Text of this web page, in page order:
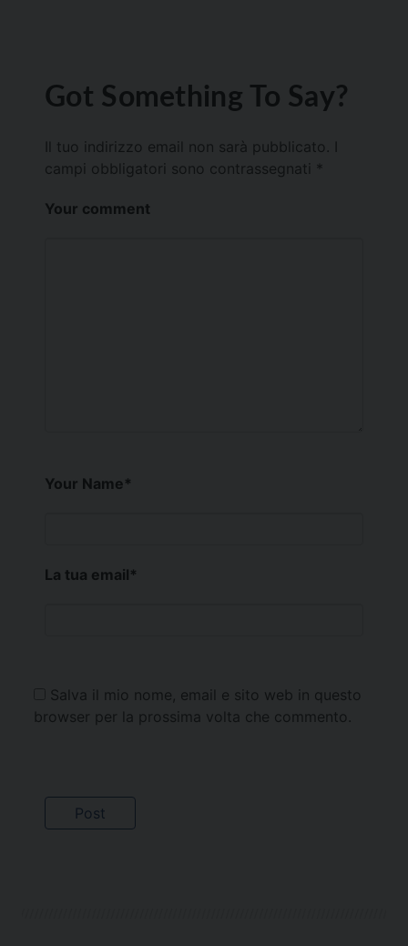
Got Something To Say?
Il tuo indirizzo email non sarà pubblicato.
campi obbligatori sono contrassegnati *
Your comment
Your Name*
La tua email*
Salva il mio nome, email e sito web in questo
browser per la prossima volta che commento.